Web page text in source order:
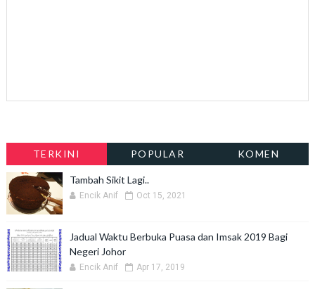
TERKINI POPULAR KOMEN
Tambah Sikit Lagi..
Encik Anif Oct 15, 2021
Jadual Waktu Berbuka Puasa dan Imsak 2019 Bagi
Negeri Johor
Encik Anif Apr 17, 2019